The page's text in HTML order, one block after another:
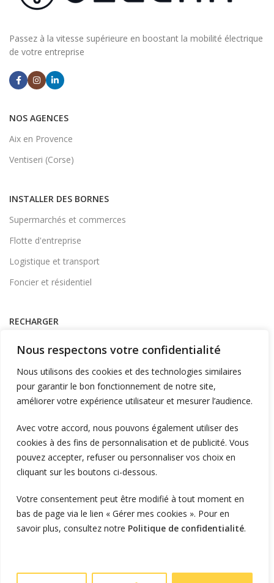
Nous respectons votre confidentialité
Nous utilisons des cookies et des technologies similaires
pour garantir le bon fonctionnement de notre site,
améliorer votre expérience utilisateur et mesurer l’audience.
Avec votre accord, nous pouvons également utiliser des
cookies à des fins de personnalisation et de publicité. Vous
pouvez accepter, refuser ou personnaliser vos choix en
cliquant sur les boutons ci-dessous.
Votre consentement peut être modifié à tout moment en
bas de page via le lien « Gérer mes cookies ». Pour en
savoir plus, consultez notre Politique de confidentialité.
Passez à la vitesse supérieure en boostant la mobilité électrique
de votre entreprise
NOS AGENCES
Aix en Provence
Ventiseri (Corse)
INSTALLER DES BORNES
Supermarchés et commerces
Flotte d'entreprise
Logistique et transport
Foncier et résidentiel
RECHARGER
A Domicile
Télécharger l'application
LIENS UTILES
L'entreprise
Vous êtes installateur ?
Vous êtes particulier ?